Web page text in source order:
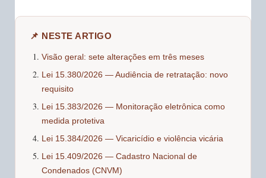
📌 NESTE ARTIGO
Visão geral: sete alterações em três meses
Lei 15.380/2026 — Audiência de retratação: novo
requisito
Lei 15.383/2026 — Monitoração eletrônica como
medida protetiva
Lei 15.384/2026 — Vicaricídio e violência vicária
Lei 15.409/2026 — Cadastro Nacional de
Condenados (CNVM)